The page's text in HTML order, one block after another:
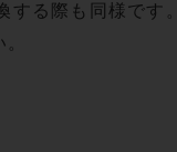
る際も同様です。